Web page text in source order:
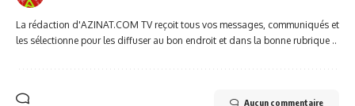
La rédaction d'AZINAT.COM TV reçoit tous vos messages, communiqués et
les sélectionne pour les diffuser au bon endroit et dans la bonne rubrique ..
Aucun commentaire